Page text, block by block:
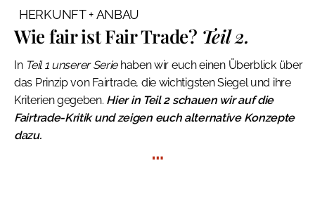
HERKUNFT + ANBAU
Wie fair ist Fair Trade? Teil 2.
In Teil 1 unserer Seriehaben wir euch einen Überblick über
das Prinzip von Fairtrade, die wichtigsten Siegel und ihre
Kriterien gegeben. Hier in Teil 2 schauen wir auf die
Fairtrade-Kritik und zeigen euch alternative Konzepte
dazu.
…